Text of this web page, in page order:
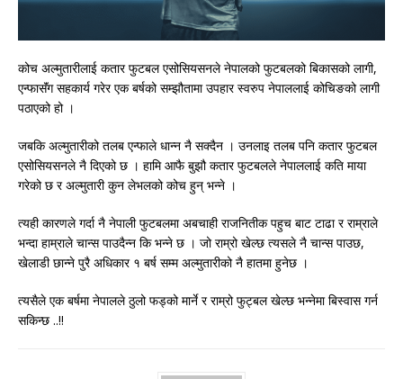
कोच अल्मुतारीलाई कतार फुटबल एसोसियसनले नेपालको फुटबलको बिकासको लागी,
एन्फासॅंग सहकार्य गरेर एक बर्षको सम्झौतामा उपहार स्वरुप नेपाललाई कोचिङको लागी
पठाएको हो ।
जबकि अल्मुतारीको तलब एन्फाले धान्न नै सक्दैन । उनलाइ तलब पनि कतार फुटबल
एसोसियसनले नै दिएको छ । हामि आफै बुझौ कतार फुटबलले नेपाललाई कति माया
गरेको छ र अल्मुतारी कुन लेभलको कोच हुन् भन्ने ।
त्यही कारणले गर्दा नै नेपाली फुटबलमा अबचाही राजनितीक पहुच बाट टाढा र राम्राले
भन्दा हाम्राले चान्स पाउदैन्न कि भन्ने छ । जो राम्रो खेल्छ त्यसले नै चान्स पाउछ,
खेलाडी छान्ने पुरै अधिकार १ बर्ष सम्म अल्मुतारीको नै हातमा हुनेछ ।
त्यसैले एक बर्षमा नेपालले ठुलो फड्को मार्ने र राम्रो फुट्बल खेल्छ भन्नेमा बिस्वास गर्न
सकिन्छ ..!!